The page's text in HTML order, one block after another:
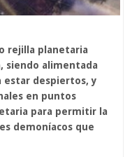
rejilla planetaria
siendo alimentada
estar despiertos, y
en puntos
para permitir la
demoníacos que